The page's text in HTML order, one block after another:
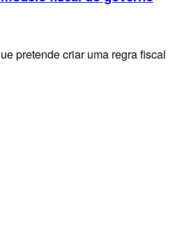
pretende criar uma regra fiscal